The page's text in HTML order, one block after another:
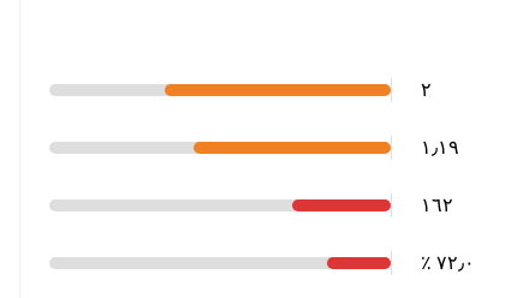
٢
١٫١٩
١٦٢
٧٢٫٠ ٪